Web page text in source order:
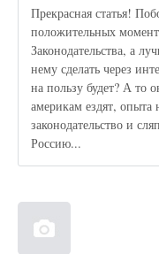
Прекрасная статья!
положительных
Законодательства, а
нему сделать через
на пользу будет? А то
америкам ездят,
законодательство и
Россию...